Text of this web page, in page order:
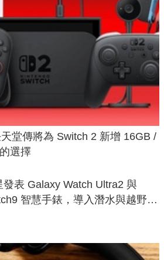
堂傳將為 Switch 2 新增 16GB /
選擇
發表 Galaxy Watch Ultra2 與
智慧手錶，導入潛水與越野跑